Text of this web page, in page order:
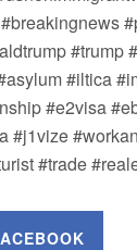
#trump
#iltica
#e2visa
#j1vize
#trade